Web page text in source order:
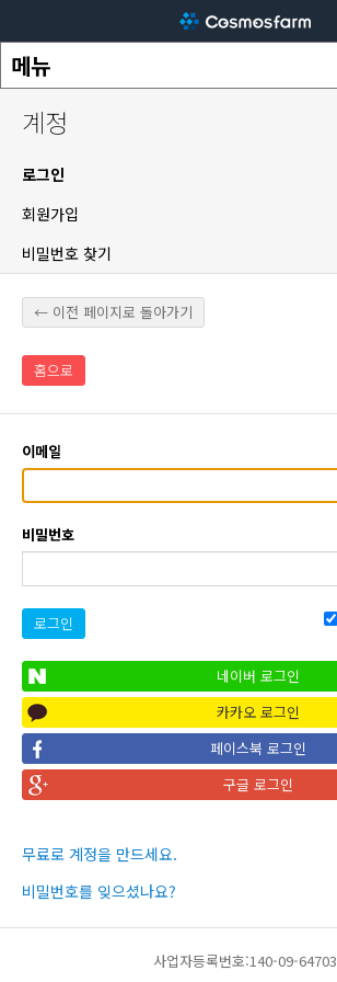
계정
로그인
회원가입
비밀번호 찾기
← 이전 페이지로 돌아가기
홈으로
이메일
비밀번호
로그인
네이버 로그인
카카오 로그인
페이스북 로그인
구글 로그인
무료로 계정을 만드세요.
비밀번호를 잊으셨나요?
사업자등록번호:140-09-64703